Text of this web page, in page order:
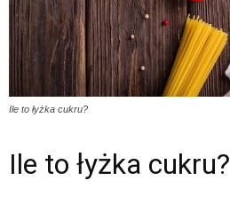
Ile to łyżka cukru?
Ile to łyżka cukru?